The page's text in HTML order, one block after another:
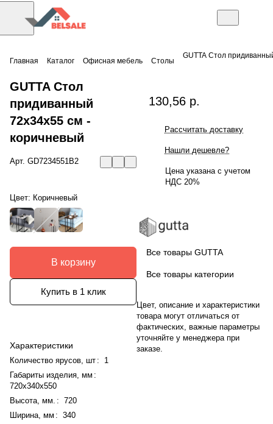
Главная Каталог Офисная мебель Столы
GUTTA Стол
GUTTA Стол
придиванный
72х34х55 см -
коричневый
Арт. GD7234551B2
Цвет: Коричневый
В корзину
Купить в 1 клик
Характеристики
Количество ярусов, шт :
1
Габариты изделия, мм :
720x340x550
Высота, мм. : 720
Ширина, мм : 340
130,56 р.
Рассчитать доставку
Нашли дешевле?
Цена указана с учетом
НДС 20%
Все товары GUTTA
Все товары категории
Цвет, описание и характеристики
товара могут отличаться от
фактических, важные параметры
уточняйте у менеджера при
заказе.